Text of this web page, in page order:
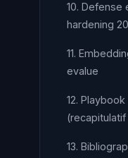
10. Defense
hardening
11.
evalue
12.
13.